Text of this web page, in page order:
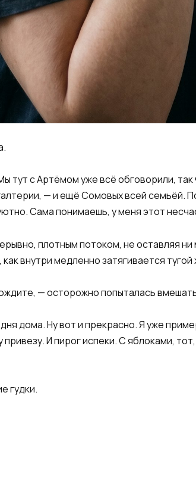
тут с Артёмом уже всё обговорили,
— и ещё Сомовых всей семьёй.
Сама понимаешь, у меня этот
плотным потоком, не оставляя
внутри медленно затягивается тугой
— осторожно попыталась
дома. Ну вот и прекрасно. Я уже
привезу. И пирог испеки. С яблоками,
гудки.